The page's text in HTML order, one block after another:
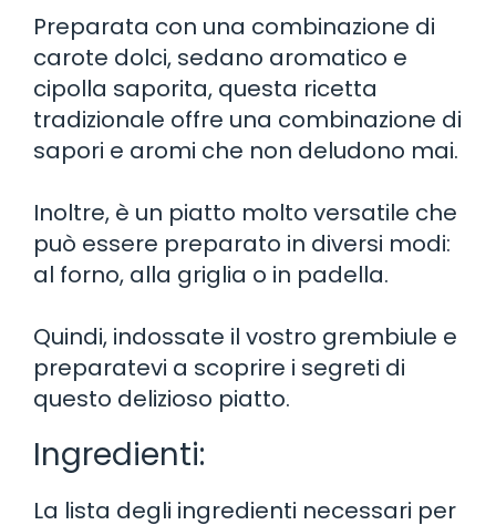
Preparata con una combinazione di
carote dolci, sedano aromatico e
cipolla saporita, questa ricetta
tradizionale offre una combinazione di
sapori e aromi che non deludono mai.
Inoltre, è un piatto molto versatile che
può essere preparato in diversi modi:
al forno, alla griglia o in padella.
Quindi, indossate il vostro grembiule e
preparatevi a scoprire i segreti di
questo delizioso piatto.
Ingredienti:
La lista degli ingredienti necessari per